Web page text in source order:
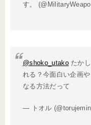
す。
@shoko_utakoたかし
れる？今面白い企画
なる方法だって
— トオル